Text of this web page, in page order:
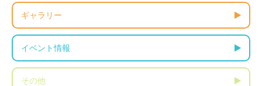
ギャラリー
イベント情報
その他